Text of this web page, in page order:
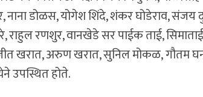
नाना डोळस, योगेश शिंदे, शंकर घोडेराव, संजय
राहुल रणशुर, वानखेडे सर पाईक ताई,
खरात, अरुण खरात, सुनिल मोकळ, गौतम
उपस्थित होते.